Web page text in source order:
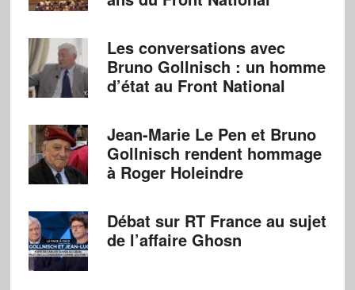
Les conversations avec
Bruno Gollnisch : un homme
d’état au Front National
Jean-Marie Le Pen et Bruno
Gollnisch rendent hommage
à Roger Holeindre
Débat sur RT France au sujet
de l’affaire Ghosn